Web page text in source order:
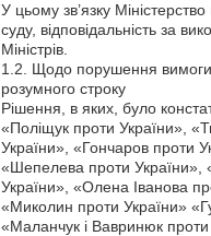
У цьому зв’язку
суду, відповідальність за
Міністрів.
1.2. Щодо порушення вимоги
розумного строку
Рішення, в яких, було
«Поліщук проти України»,
України», «Гончаров проти
«Шепелева проти України»,
України», «Олена Іванова
«Миколин проти України»
«Маланчук і Вавринюк